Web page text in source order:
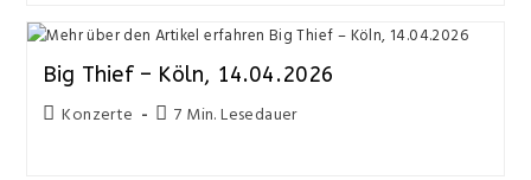
Big Thief – Köln, 14.04.2026
Konzerte 7 Min. Lesedauer